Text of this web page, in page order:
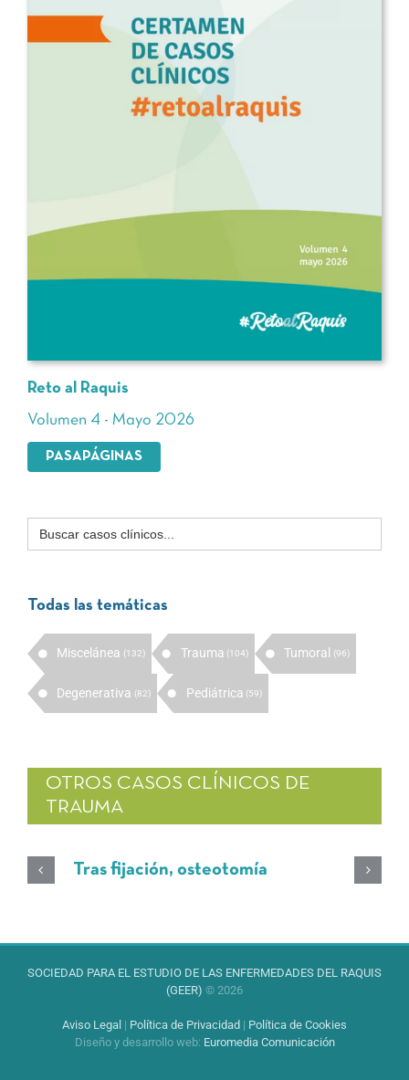
Reto al Raquis
Volumen 4 - Mayo 2026
PASAPÁGINAS
Buscar:
Todas las temáticas
Miscelánea (132) Trauma (104) Tumoral (96)
Degenerativa (82) Pediátrica (59)
OTROS CASOS CLÍNICOS DE
TRAUMA
Tras fijación, osteotomía
SOCIEDAD PARA EL ESTUDIO DE LAS ENFERMEDADES DEL RAQUIS
(GEER) © 2026
Aviso Legal | Política de Privacidad | Política de Cookies
Diseño y desarrollo web: Euromedia Comunicación